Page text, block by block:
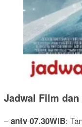
Jadwal Film dan
–antv 07.30WIB: